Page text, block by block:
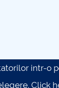
intr-
Click